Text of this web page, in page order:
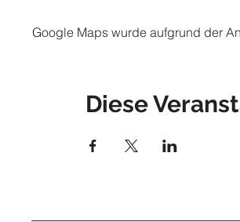
Google Maps wurde aufgrund der
Diese